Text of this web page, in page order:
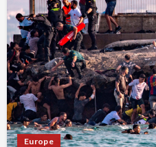
Europe